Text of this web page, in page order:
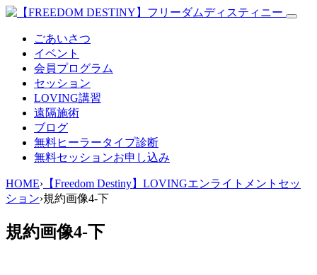
ごあいさつ
イベント
会員プログラム
セッション
LOVING講習
遠隔施術
ブログ
無料ヒーラータイプ診断
無料セッションお申し込み
HOME› 【Freedom Destiny】LOVINGエンライトメントセッ
ション›規約画像4-下
規約画像4-下